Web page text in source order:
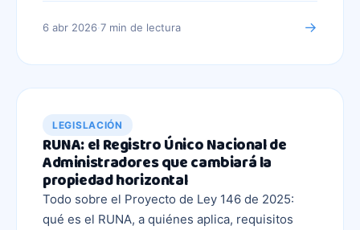
6 abr 2026·7 min de lectura →
LEGISLACIÓN
RUNA: el Registro Único Nacional de
Administradores que cambiará la
propiedad horizontal
Todo sobre el Proyecto de Ley 146 de 2025:
qué es el RUNA, a quiénes aplica, requisitos